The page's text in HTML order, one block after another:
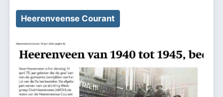
Heerenveense Courant